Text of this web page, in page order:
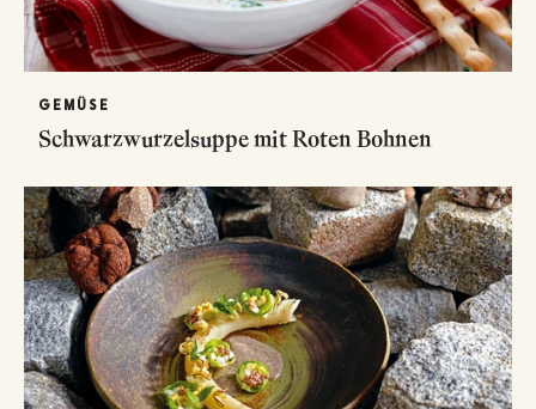
GEMÜSE
Schwarzwurzelsuppe mit Roten Bohnen